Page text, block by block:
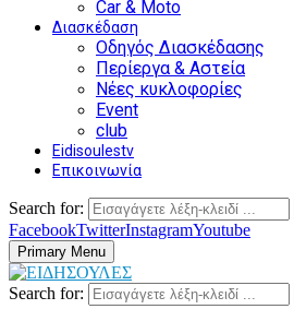
Car & Moto
Διασκέδαση
Οδηγός Διασκέδασης
Περίεργα & Αστεία
Νέες κυκλοφορίες
Event
club
Eidisoulestv
Επικοινωνία
Search for:
FacebookTwitterInstagramYoutube
Primary Menu
Search for: